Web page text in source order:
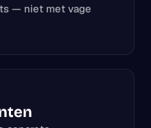
— niet met vage